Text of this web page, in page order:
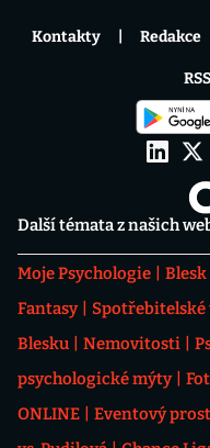
Další témata z našich
Moje Psychologie
Fantasy
Spotřebitelské
Blesku
Nemovitosti
psychologické mýty
ONLINE
Eventový
Kontakty Redakce
RSS